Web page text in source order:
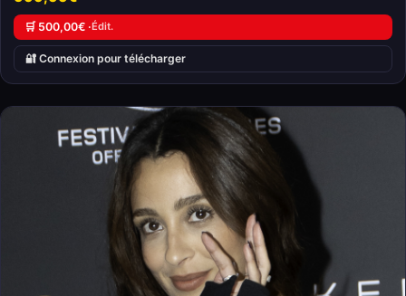
🛒 500,00€ ·Édit.
🔐 Connexion pour télécharger